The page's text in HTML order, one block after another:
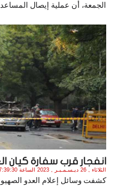
الجمعة، أن عملية إيصال
انفجار قرب سفارة كيان
الثلاثاء , 26 ديـسـمـبـر , 2023 الساعة 7:39:30 PM
كشفت وسائل إعلام العدو